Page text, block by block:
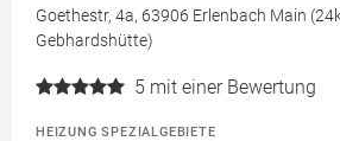
Goethestr, 4a, 63906 Erlenbach Main
Gebhardshütte)
5 mit einer Bewertung
HEIZUNG SPEZIALGEBIETE